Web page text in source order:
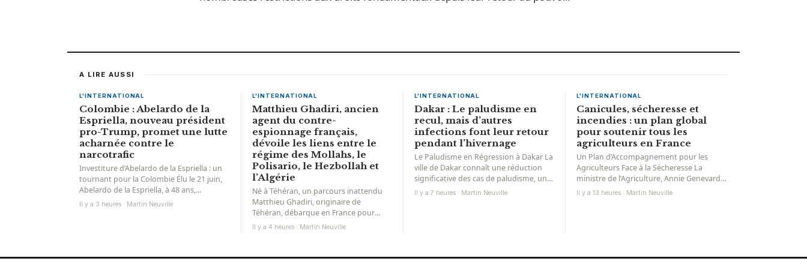
A LIRE AUSSI
L'INTERNATIONAL
Colombie : Abelardo de la
Espriella, nouveau président
pro-Trump, promet une lutte
acharnée contre le
narcotrafic
Investiture d’Abelardo de la Espriella : un
tournant pour la Colombie Élu le 21 juin,
Abelardo de la Espriella, à 48 ans,...
Il y a 3 heures · Martin Neuville
L'INTERNATIONAL
Matthieu Ghadiri, ancien
agent du contre-
espionnage français,
dévoile les liens entre le
régime des Mollahs, le
Polisario, le Hezbollah et
l’Algérie
Né à Téhéran, un parcours inattendu
Matthieu Ghadiri, originaire de
Téhéran, débarque en France pour
poursuivre ses études supérieures. Son
Il y a 4 heures · Martin Neuville
L'INTERNATIONAL
Dakar : Le paludisme en
recul, mais d’autres
infections font leur retour
pendant l’hivernage
Le Paludisme en Régression à Dakar La
ville de Dakar connaît une réduction
significative des cas de paludisme, une
tendance encourageante dans...
Il y a 7 heures · Martin Neuville
L'INTERNATIONAL
Canicules, sécheresse et
incendies : un plan global
pour soutenir tous les
agriculteurs en France
Un Plan d’Accompagnement pour les
Agriculteurs Face à la Sécheresse La
ministre de l’Agriculture, Annie Genevard,
a récemment dévoilé un plan global...
Il y a 13 heures · Martin Neuville